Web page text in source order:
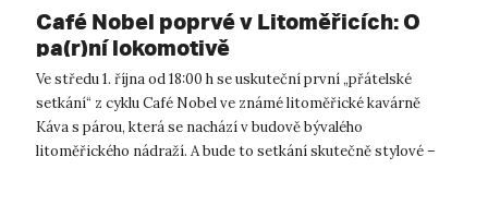
Café Nobel poprvé v Litoměřicích: O
pa(r)ní lokomotivě
Ve středu 1. října od 18:00 h se uskuteční první „přátelské
setkání“ z cyklu Café Nobel ve známé litoměřické kavárně
Káva s párou, která se nachází v budově bývalého
litoměřického nádraží. A bude to setkání skutečně stylové –